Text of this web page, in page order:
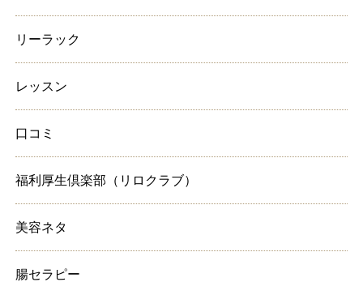
リーラック
レッスン
口コミ
福利厚生倶楽部（リロクラブ）
美容ネタ
腸セラピー